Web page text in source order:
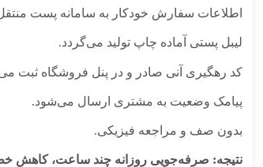
اطلاعات سفارش خودکار به سامانه پست
لیبل پستی آماده چاپ تولید می‌گردد.
کد رهگیری آنی صادر و در پنل فروشگاه ثبت
پیامک وضعیت به مشتری ارسال می‌شود.
بدون صف و مراجعه فیزیکی.
نتیجه: صرفه‌جویی روزانه چند ساعت، کاهش